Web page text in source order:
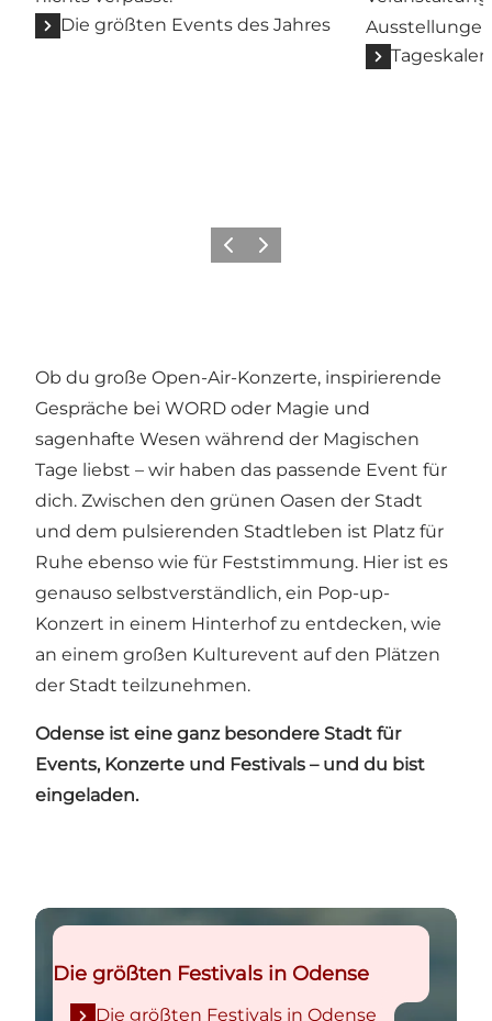
Die größten Events des Jahres
ZurückWeiter
Ob du große Open-Air-Konzerte, inspirierende
Gespräche bei WORD oder Magie und
sagenhafte Wesen während der Magischen
Tage liebst – wir haben das passende Event für
dich. Zwischen den grünen Oasen der Stadt
und dem pulsierenden Stadtleben ist Platz für
Ruhe ebenso wie für Feststimmung. Hier ist es
genauso selbstverständlich, ein Pop-up-
Konzert in einem Hinterhof zu entdecken, wie
an einem großen Kulturevent auf den Plätzen
der Stadt teilzunehmen.
Odense ist eine ganz besondere Stadt für
Events, Konzerte und Festivals – und du bist
eingeladen.
Die größten Festivals in Odense
Die größten Festivals in Odense
Die größten Festivals in Odense